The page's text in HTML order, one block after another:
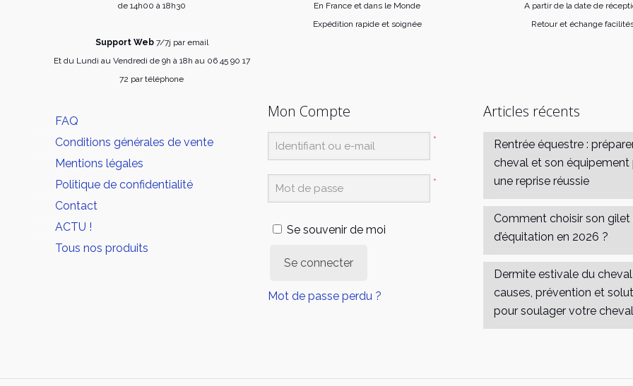
de 14h00 à 18h30
Support Web7/7j par email
Et du Lundi au Vendredi de 9h à 18h au 06 45 90 17
72 par téléphone
FAQ
Conditions générales de vente
Mentions légales
Politique de confidentialité
Contact
ACTU !
Tous nos produits
En France et dans le Monde
Expédition rapide et soignée
Mon Compte
*
*
Se souvenir de moi
Se connecter
Mot de passe perdu ?
A partir de la date de
Retour et échange
Articles récents
Rentrée équestre :
cheval et son équipement
une reprise réussie
Comment choisir son gilet
d’équitation en 2026 ?
Dermite estivale du cheval
causes, prévention et
pour soulager votre cheval